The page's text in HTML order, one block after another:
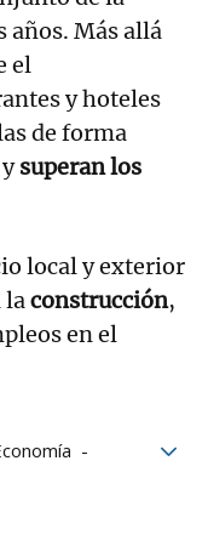
Más allá
el
y hoteles
de forma
superan los
local y exterior
laconstrucción,
en el